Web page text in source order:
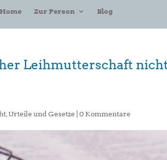
Home Zur Person Blog
Leihmutterschaft
,Urteile und Gesetze |0 Kommentare